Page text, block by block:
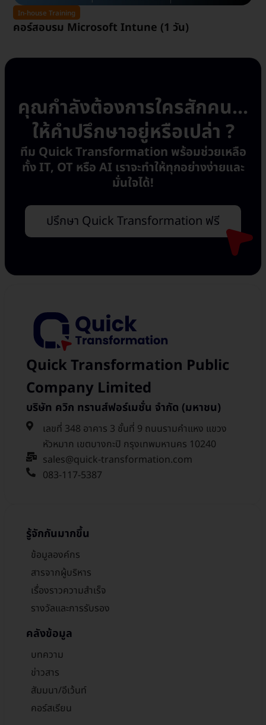
In-house Training
คอร์สอบรม Microsoft Intune (1 วัน)
คุณกำลังต้องการใครสักคน...
ให้คำปรึกษาอยู่หรือเปล่า ?
ทีม Quick Transformation พร้อมช่วยเหลือ
ทั้ง IT, OT หรือ AI เราจะทำให้ทุกอย่างง่ายและ
มั่นใจได้!
ปรึกษา Quick Transformation ฟรี
Quick Transformation Public
Company Limited
บริษัท ควิก ทรานส์ฟอร์เมชั่น จำกัด (มหาชน)
เลขที่ 348 อาคาร 3 ชั้นที่ 9 ถนนรามคำแหง แขวง
หัวหมาก เขตบางกะปิ กรุงเทพมหานคร 10240
sales@quick-transformation.com​
083-117-5387
รู้จักกันมากขึ้น
ข้อมูลองค์กร
สารจากผู้บริหาร
เรื่องราวความสำเร็จ
รางวัลและการรับรอง
คลังข้อมูล
บทความ
ข่าวสาร
สัมมนา/อีเว้นท์
คอร์สเรียน